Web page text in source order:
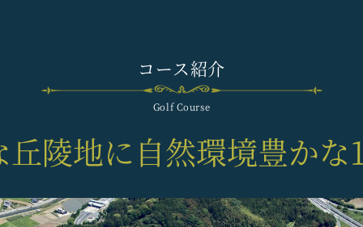
コース紹介
Golf Course
陵地に自然環境豊かな